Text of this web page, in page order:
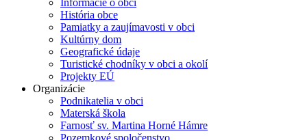
Informácie o obci
História obce
Pamiatky a zaujímavosti v obci
Kultúrny dom
Geografické údaje
Turistické chodníky v obci a okolí
Projekty EÚ
Organizácie
Podnikatelia v obci
Materská škola
Farnosť sv. Martina Horné Hámre
Pozemkové spoločenstvo